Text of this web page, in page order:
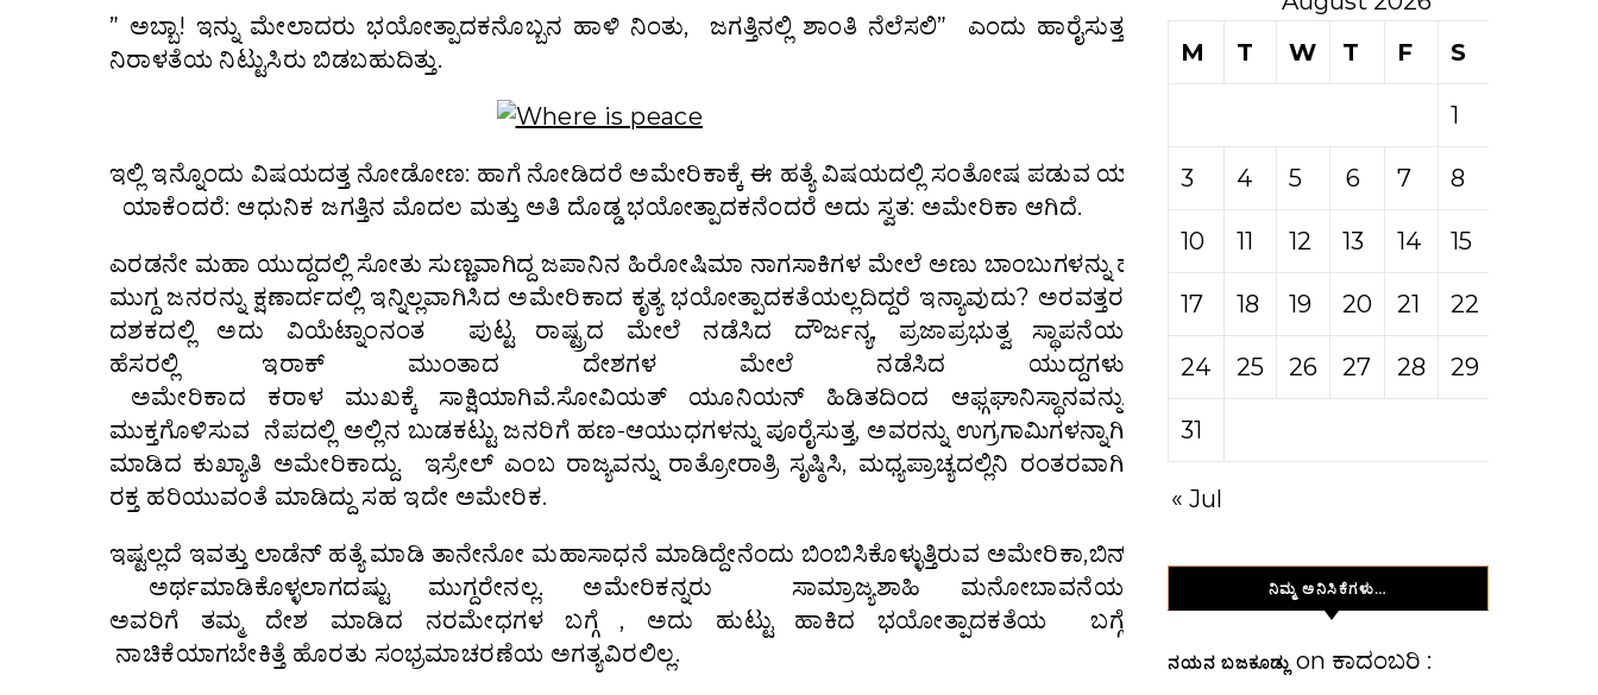
” ಅಬ್ಬಾ! ಇನ್ನು ಮೇಲಾದರು ಭಯೋತ್ಪಾದಕನೊಬ್ಬನ ಹಾಳಿ ನಿಂತು, ಜಗತ್ತಿನಲ್ಲಿ ಶಾಂತಿ ನೆಲೆಸಲಿ” ಎಂದು ಹಾರೈಸುತ್ತ
ನಿರಾಳತೆಯ ನಿಟ್ಟುಸಿರು ಬಿಡಬಹುದಿತ್ತು.
ಇಲ್ಲಿ ಇನ್ನೊಂದು ವಿಷಯದತ್ತ ನೋಡೋಣ: ಹಾಗೆ ನೋಡಿದರೆ ಅಮೇರಿಕಾಕ್ಕೆ ಈ ಹತ್ಯೆ ವಿಷಯದಲ್ಲಿ ಸಂತೋಷ ಪಡುವ ಯಾವ ಅಧಿಕಾರವೂ ಇರಲಿಲ್ಲ!
ಯಾಕೆಂದರೆ: ಆಧುನಿಕ ಜಗತ್ತಿನ ಮೊದಲ ಮತ್ತು ಅತಿ ದೊಡ್ಡ ಭಯೋತ್ಪಾದಕನೆಂದರೆ ಅದು ಸ್ವತ: ಅಮೇರಿಕಾ ಆಗಿದೆ.
ಎರಡನೇ ಮಹಾ ಯುದ್ದದಲ್ಲಿ ಸೋತು ಸುಣ್ಣವಾಗಿದ್ದ ಜಪಾನಿನ ಹಿರೋಷಿಮಾ ನಾಗಸಾಕಿಗಳ ಮೇಲೆ ಅಣು ಬಾಂಬುಗಳನ್ನು ಹಾಕಿ ಮಿಲಿಯನ್ ಗಟ್ಟಲೆ
ಮುಗ್ದ ಜನರನ್ನು ಕ್ಷಣಾರ್ದದಲ್ಲಿ ಇನ್ನಿಲ್ಲವಾಗಿಸಿದ ಅಮೇರಿಕಾದ ಕೃತ್ಯ ಭಯೋತ್ಪಾದಕತೆಯಲ್ಲದಿದ್ದರೆ ಇನ್ಯಾವುದು? ಅರವತ್ತರ
ದಶಕದಲ್ಲಿ ಅದು ವಿಯೆಟ್ನಾಂನಂತ ಪುಟ್ಟ ರಾಷ್ಟ್ರದ ಮೇಲೆ ನಡೆಸಿದ ದೌರ್ಜನ್ಯ, ಪ್ರಜಾಪ್ರಭುತ್ವ ಸ್ಥಾಪನೆಯ
ಹೆಸರಲ್ಲಿ ಇರಾಕ್ ಮುಂತಾದ ದೇಶಗಳ ಮೇಲೆ ನಡೆಸಿದ ಯುದ್ದಗಳು
ಅಮೇರಿಕಾದ ಕರಾಳ ಮುಖಕ್ಕೆ ಸಾಕ್ಷಿಯಾಗಿವೆ.ಸೋವಿಯತ್ ಯೂನಿಯನ್ ಹಿಡಿತದಿಂದ ಆಫ್ಗಘಾನಿಸ್ಥಾನವನ್ನು
ಮುಕ್ತಗೊಳಿಸುವ ನೆಪದಲ್ಲಿ ಅಲ್ಲಿನ ಬುಡಕಟ್ಟು ಜನರಿಗೆ ಹಣ-ಆಯುಧಗಳನ್ನು ಪೂರೈಸುತ್ತ, ಅವರನ್ನು ಉಗ್ರಗಾಮಿಗಳನ್ನಾಗಿ
ಮಾಡಿದ ಕುಖ್ಯಾತಿ ಅಮೇರಿಕಾದ್ದು. ಇಸ್ರೇಲ್ ಎಂಬ ರಾಜ್ಯವನ್ನು ರಾತ್ರೋರಾತ್ರಿ ಸೃಷ್ಠಿಸಿ, ಮಧ್ಯಪ್ರಾಚ್ಯದಲ್ಲಿನಿ ರಂತರವಾಗಿ
ರಕ್ತ ಹರಿಯುವಂತೆ ಮಾಡಿದ್ದು ಸಹ ಇದೇ ಅಮೇರಿಕ.
ಇಷ್ಟಲ್ಲದೆ ಇವತ್ತು ಲಾಡೆನ್ ಹತ್ಯೆ ಮಾಡಿ ತಾನೇನೋ ಮಹಾಸಾಧನೆ ಮಾಡಿದ್ದೇನೆಂದು ಬಿಂಬಿಸಿಕೊಳ್ಳುತ್ತಿರುವ ಅಮೇರಿಕಾ,ಬಿನ್ ಲಾಡೆನ್ ಅಂತಹ ಭಯೋತ್ಪಾದಕನನ್ನು ತಾನೇ ಸೃಷ್ಠಿಸಿದ
ಅರ್ಥಮಾಡಿಕೊಳ್ಳಲಾಗದಷ್ಟು ಮುಗ್ದರೇನಲ್ಲ. ಅಮೇರಿಕನ್ನರು ಸಾಮ್ರಾಜ್ಯಶಾಹಿ ಮನೋಬಾವನೆಯ
ಅವರಿಗೆ ತಮ್ಮ ದೇಶ ಮಾಡಿದ ನರಮೇಧಗಳ ಬಗ್ಗೆ , ಅದು ಹುಟ್ಟು ಹಾಕಿದ ಭಯೋತ್ಪಾದಕತೆಯ ಬಗ್ಗೆ
ನಾಚಿಕೆಯಾಗಬೇಕಿತ್ತೆ ಹೊರತು ಸಂಭ್ರಮಾಚರಣೆಯ ಅಗತ್ಯವಿರಲಿಲ್ಲ.
M
T W T F S
1
3 4 5 6 7 8
10 11 12 13 14 15
17 18 19 20 21 22
24 25 26 27 28 29
31
« Jul
ನಿಮ್ಮ ಅನಿಸಿಕೆಗಳು…
ನಯನ ಬಜಕೂಡ್ಲು on ಕಾದಂಬರಿ :